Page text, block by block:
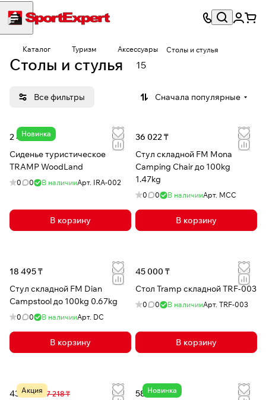
Каталог Туризм Аксессуары Столы и стулья
Столы и стулья 15
Все фильтры Сначала популярные
Новинка
2 473 ₸
Сиденье туристическое
TRAMP WoodLand
0 0 В наличииАрт. IRA-002
В корзину
36 022 ₸
Стул складной FM Mona
Camping Chair до 100kg
1.47kg
0 0 В наличииАрт. MCC
В корзину
18 495 ₸
Стул складной FM Dian
Campstool до 100kg 0.67kg
0 0 В наличииАрт. DC
В корзину
45 000 ₸
Стол Tramp складной TRF-003
0 0 В наличииАрт. TRF-003
В корзину
Акция
43 871 ₸ 67 218 ₸ Новинка
58 065 ₸